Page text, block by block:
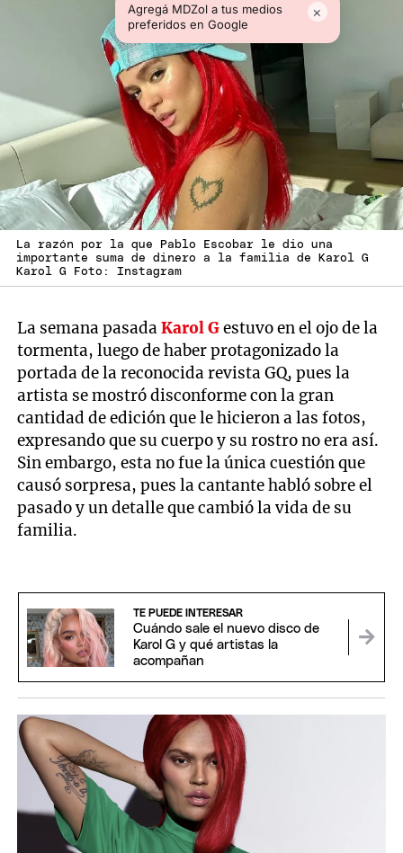
Agregá MDZol a tus medios
preferidos en Google
×
La razón por la que Pablo Escobar le dio una
importante suma de dinero a la familia de Karol G
Karol G Foto: Instagram
La semana pasadaKarol Gestuvo en el ojo de la
tormenta, luego de haber protagonizado la
portada de la reconocida revista GQ, pues la
artista se mostró disconforme con la gran
cantidad de edición que le hicieron a las fotos,
expresando que su cuerpo y su rostro no era así.
Sin embargo, esta no fue la única cuestión que
causó sorpresa, pues la cantante habló sobre el
pasado y un detalle que cambió la vida de su
familia.
TE PUEDE INTERESAR
Cuándo sale el nuevo disco de
Karol G y qué artistas la
acompañan